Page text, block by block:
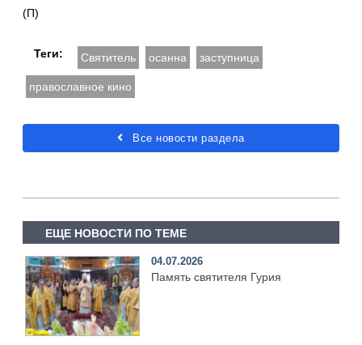
(П)
Теги: Святитель осанна заступница
православное кино
Все новости раздела
ЕЩЕ НОВОСТИ ПО ТЕМЕ
04.07.2026
Память святителя Гурия